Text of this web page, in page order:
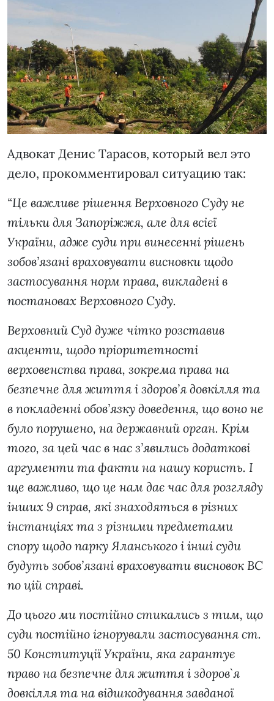
Адвокат Денис Тарасов, который вел это
дело, прокомментировал ситуацию так:
“Це важливе рішення Верховного Суду не
тільки для Запоріжжя, але для всієї
України, адже суди при винесенні рішень
зобов’язані враховувати висновки щодо
застосування норм права, викладені в
постановах Верховного Суду.
Верховний Суд дуже чітко розставив
акценти, щодо пріоритетності
верховенства права, зокрема права на
безпечне для життя і здоров’я довкілля та
в покладенні обов’язку доведення, що воно не
було порушено, на державний орган. Крім
того, за цей час в нас з’явились додаткові
аргументи та факти на нашу користь. І
ще важливо, що це нам дає час для розгляду
інших 9 справ, які знаходяться в різних
інстанціях та з різними предметами
спору щодо парку Яланського і інші суди
будуть зобов’язані враховувати висновок ВС
по цій справі.
До цього ми постійно стикались з тим, що
суди постійно ігнорували застосування ст.
50 Конституції України, яка гарантує
право на безпечне для життя і здоров`я
довкілля та на відшкодування завданої